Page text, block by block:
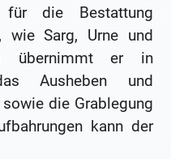
die Bestattung
wie Sarg, Urne und
übernimmt er in
Ausheben und
die Grablegung
kann der